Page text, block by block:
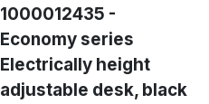
1000012435 -
Economy series
Electrically height
adjustable desk, black